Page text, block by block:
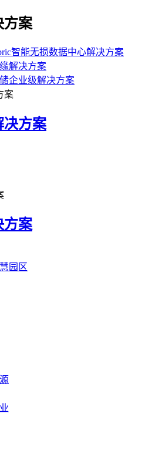
方案
智能无损数据中心解决方案
解决方案
企业级解决方案
案
决方案
方案
园区